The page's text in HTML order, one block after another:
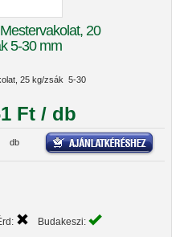
20
5-30 mm
25 kg/zsák 5-30
Ft / db
db
Budakeszi: